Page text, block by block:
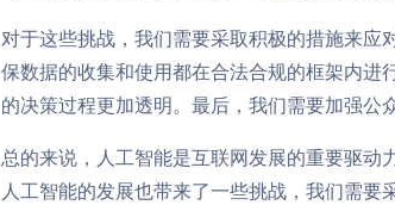
对于这些挑战，我们需要采取积极的措施来应
保数据的收集和使用都在合法合规的框架内进
的决策过程更加透明。最后，我们需要加强公
总的来说，人工智能是互联网发展的重要驱动
人工智能的发展也带来了一些挑战，我们需要